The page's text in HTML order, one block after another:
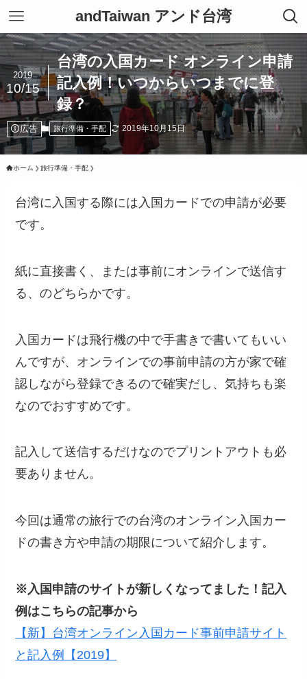
andTaiwan アンド台湾
台湾の入国カード オンライン申請
記入例！いつからいつまでに登
録？
2019
10/15
広告 旅行準備・手配 2019年10月15日
ホーム 旅行準備・手配
台湾に入国する際には入国カードでの申請が必要
です。
紙に直接書く、または事前にオンラインで送信す
る、のどちらかです。
入国カードは飛行機の中で手書きで書いてもいい
んですが、オンラインでの事前申請の方が家で確
認しながら登録できるので確実だし、気持ちも楽
なのでおすすめです。
記入して送信するだけなのでプリントアウトも必
要ありません。
今回は通常の旅行での台湾のオンライン入国カー
ドの書き方や申請の期限について紹介します。
※入国申請のサイトが新しくなってました！記入
例はこちらの記事から
【新】台湾オンライン入国カード事前申請サイト
と記入例【2019】